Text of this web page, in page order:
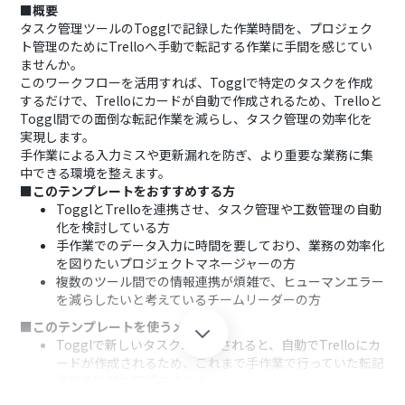
■概要
タスク管理ツールのTogglで記録した作業時間を、プロジェク
ト管理のためにTrelloへ手動で転記する作業に手間を感じてい
ませんか。
このワークフローを活用すれば、Togglで特定のタスクを作成
するだけで、Trelloにカードが自動で作成されるため、Trelloと
Toggl間での面倒な転記作業を減らし、タスク管理の効率化を
実現します。
手作業による入力ミスや更新漏れを防ぎ、より重要な業務に集
中できる環境を整えます。
■このテンプレートをおすすめする方
TogglとTrelloを連携させ、タスク管理や工数管理の自動
化を検討している方
手作業でのデータ入力に時間を要しており、業務の効率化
を図りたいプロジェクトマネージャーの方
複数のツール間での情報連携が煩雑で、ヒューマンエラー
を減らしたいと考えているチームリーダーの方
■このテンプレートを使うメリット
Togglで新しいタスクが作成されると、自動でTrelloにカ
ードが作成されるため、これまで手作業で行っていた転記